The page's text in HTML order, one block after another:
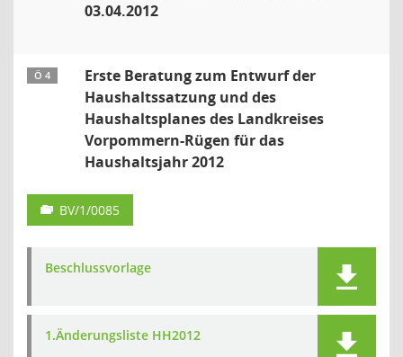
03.04.2012
Ö 4
Erste Beratung zum Entwurf der
Haushaltssatzung und des
Haushaltsplanes des Landkreises
Vorpommern-Rügen für das
Haushaltsjahr 2012
BV/1/0085
Beschlussvorlage
1.Änderungsliste HH2012